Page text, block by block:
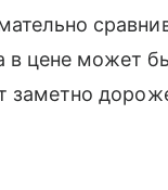
цене может
заметно